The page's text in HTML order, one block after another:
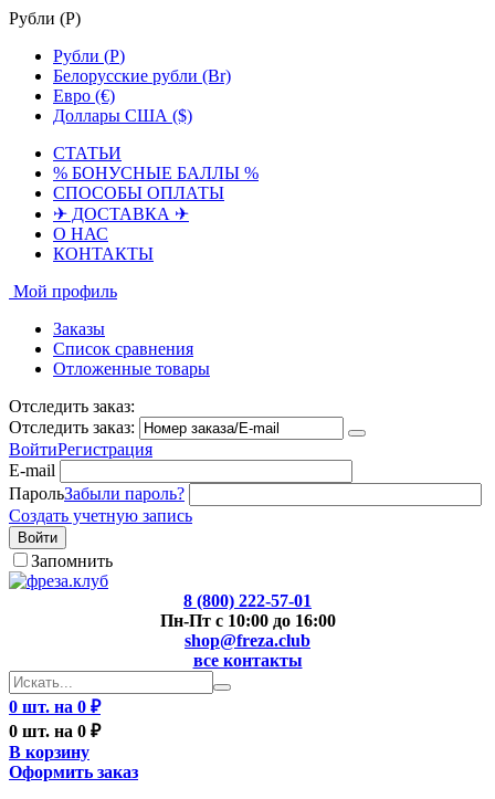
Рубли (Р)
Рубли (Р)
Белорусские рубли (Br)
Евро (€)
Доллары США ($)
СТАТЬИ
% БОНУСНЫЕ БАЛЛЫ %
СПОСОБЫ ОПЛАТЫ
✈ ДОСТАВКА ✈
О НАС
КОНТАКТЫ
Мой профиль
Заказы
Список сравнения
Отложенные товары
Отследить заказ:
Отследить заказ:
ВойтиРегистрация
E-mail
ПарольЗабыли пароль?
Создать учетную запись
Войти
Запомнить
8 (800) 222-57-01
Пн-Пт с 10:00 до 16:00
shop@freza.club
все контакты
0 шт. на 0 ₽
0 шт. на 0 ₽
В корзину
Оформить заказ